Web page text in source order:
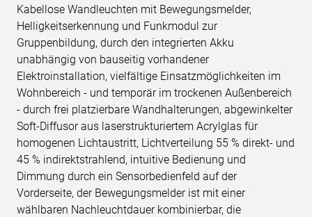
Kabellose Wandleuchten mit Bewegungsmelder,
Helligkeitserkennung und Funkmodul zur
Gruppenbildung, durch den integrierten Akku
unabhängig von bauseitig vorhandener
Elektroinstallation, vielfältige Einsatzmöglichkeiten im
Wohnbereich - und temporär im trockenen Außenbereich
- durch frei platzierbare Wandhalterungen, abgewinkelter
Soft-Diffusor aus laserstrukturiertem Acrylglas für
homogenen Lichtaustritt, Lichtverteilung 55 % direkt- und
45 % indirektstrahlend, intuitive Bedienung und
Dimmung durch ein Sensorbedienfeld auf der
Vorderseite, der Bewegungsmelder ist mit einer
wählbaren Nachleuchtdauer kombinierbar, die